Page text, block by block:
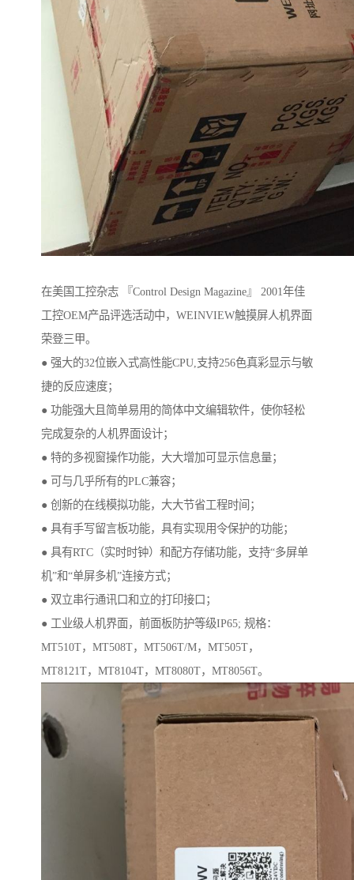
在美国工控杂志 『Control Design Magazine』 2001年佳
工控OEM产品评选活动中，WEINVIEW触摸屏人机界面
荣登三甲。
● 强大的32位嵌入式高性能CPU,支持256色真彩显示与敏
捷的反应速度；
● 功能强大且简单易用的简体中文编辑软件，使你轻松
完成复杂的人机界面设计；
● 特的多视窗操作功能，大大增加可显示信息量；
● 可与几乎所有的PLC兼容；
● 创新的在线模拟功能，大大节省工程时间；
● 具有手写留言板功能，具有实现用令保护的功能；
● 具有RTC（实时时钟）和配方存储功能，支持“多屏单
机”和“单屏多机”连接方式；
● 双立串行通讯口和立的打印接口；
● 工业级人机界面，前面板防护等级IP65; 规格：
MT510T，MT508T，MT506T/M，MT505T，
MT8121T，MT8104T，MT8080T，MT8056T。